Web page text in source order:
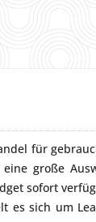
für
große
sofort
es sich um